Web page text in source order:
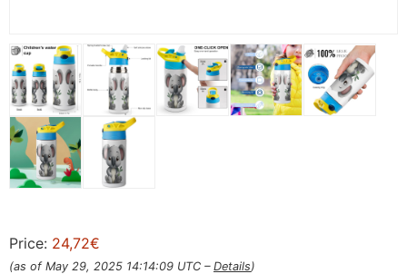
Price: 24,72€
(as of May 29, 2025 14:14:09 UTC – Details)